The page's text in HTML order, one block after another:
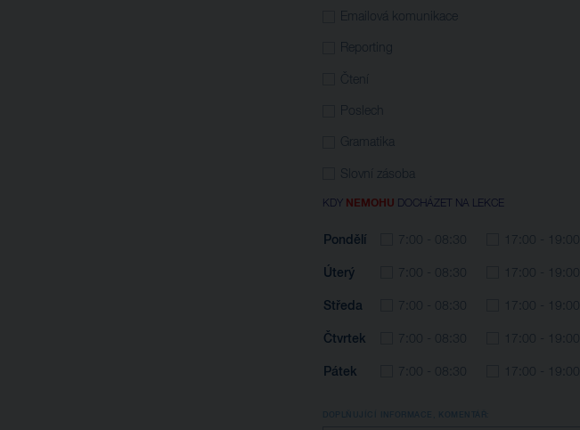
Emailová komunikace
Reporting
Čtení
Poslech
Gramatika
Slovní zásoba
KDY NEMOHU DOCHÁZET NA LEKCE
Pondělí 7:00 - 08:30 17:00 - 19:00
Úterý 7:00 - 08:30 17:00 - 19:00
Středa 7:00 - 08:30 17:00 - 19:00
Čtvrtek 7:00 - 08:30 17:00 - 19:00
Pátek 7:00 - 08:30 17:00 - 19:00
DOPLŇUJÍCÍ INFORMACE, KOMENTÁŘ: